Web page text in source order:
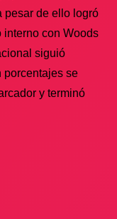
pesar de ello logró
interno con Woods
siguió
porcentajes se
y terminó